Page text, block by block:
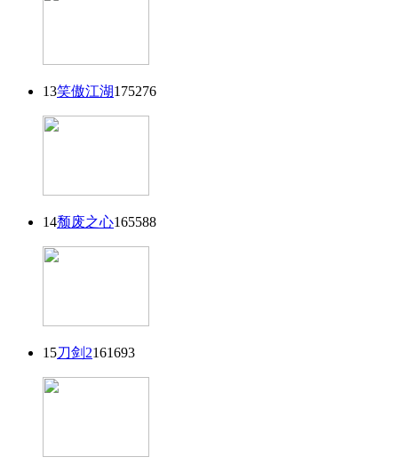
13笑傲江湖175276
14颓废之心165588
15刀剑2161693